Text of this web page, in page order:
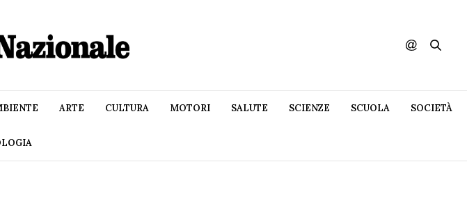
ARTE CULTURA MOTORI SALUTE SCIENZE SCUOLA SOCIETÀ